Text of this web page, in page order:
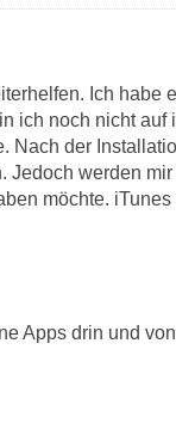
Ich habe
ich noch nicht auf
der
werden
möchte.
Apps drin und